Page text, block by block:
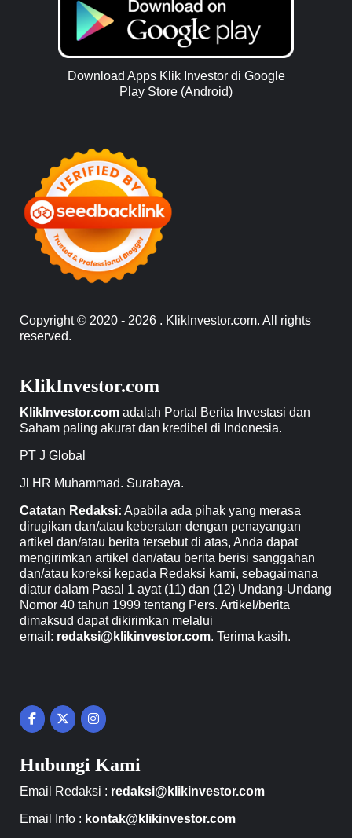
Download Apps Klik Investor di Google
Play Store (Android)
Copyright © 2020 - 2026 . KlikInvestor.com. All rights
reserved.
KlikInvestor.com
KlikInvestor.com adalah Portal Berita Investasi dan
Saham paling akurat dan kredibel di Indonesia.
PT J Global
Jl HR Muhammad. Surabaya.
Catatan Redaksi: Apabila ada pihak yang merasa
dirugikan dan/atau keberatan dengan penayangan
artikel dan/atau berita tersebut di atas, Anda dapat
mengirimkan artikel dan/atau berita berisi sanggahan
dan/atau koreksi kepada Redaksi kami, sebagaimana
diatur dalam Pasal 1 ayat (11) dan (12) Undang-Undang
Nomor 40 tahun 1999 tentang Pers. Artikel/berita
dimaksud dapat dikirimkan melalui
email: redaksi@klikinvestor.com. Terima kasih.
Hubungi Kami
Email Redaksi : redaksi@klikinvestor.com
Email Info : kontak@klikinvestor.com